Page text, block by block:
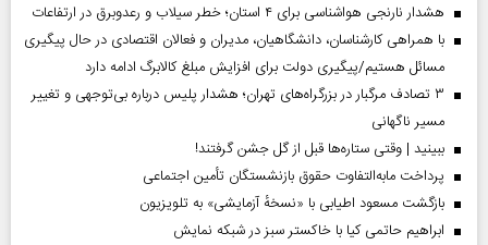
هشدار نارنجی هواشناسی برای ۴ استان؛ خطر سیلاب و رعدوبرق در ارتفاعات
با همراهی کارشناسان، دانشگاهیان، مدیران و فعالان اقتصادی در حال پیگیری
مسائل هستیم/پیگیری دولت برای افزایش مبلغ کالابرگ ادامه دارد
۳ تصادف مرگبار در بزرگراه‌های تهران؛ هشدار پلیس درباره بی‌توجهی و تغییر
مسیر ناگهانی
ببینید | وقتی ستاره‌ها قبل از گل جشن گرفتند!
پرداخت مابه‌التفاوت حقوق بازنشستگان تأمین اجتماعی
بازگشت مسعود اطیابی با «نسخهٔ آزمایشی» به تلویزیون
ابراهیم حاتمی کیا با خاکستر سبز در شبکه نمایش